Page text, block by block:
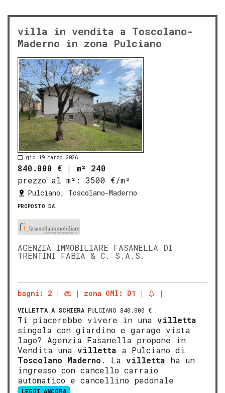
villa in vendita a Toscolano-
Maderno in zona Pulciano
gio 19 marzo 2026
840.000 € | m² 240
prezzo al m²:
3500 €/m²
Pulciano, Toscolano-Maderno
PROPOSTO DA:
AGENZIA IMMOBILIARE FASANELLA DI
TRENTINI FABIA & C. S.A.S.
bagni: 2 zona OMI: D1
VILLETTA A SCHIERA PULCIANO 840.000 €
Ti piacerebbe vivere in una villetta
singola con giardino e garage vista
lago? Agenzia Fasanella propone in
Vendita una villetta a Pulciano di
Toscolano Maderno . La villetta ha un
ingresso con cancello carraio
automatico e cancellino pedonale
LEGGI ANCORA